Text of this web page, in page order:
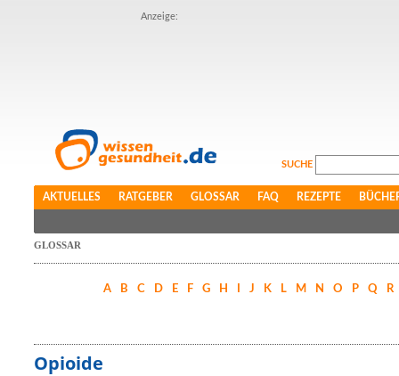
Anzeige:
SUCHE
AKTUELLES RATGEBER GLOSSAR FAQ REZEPTE
GLOSSAR
A B C D E F G H J K L M N O P Q R
Opioide